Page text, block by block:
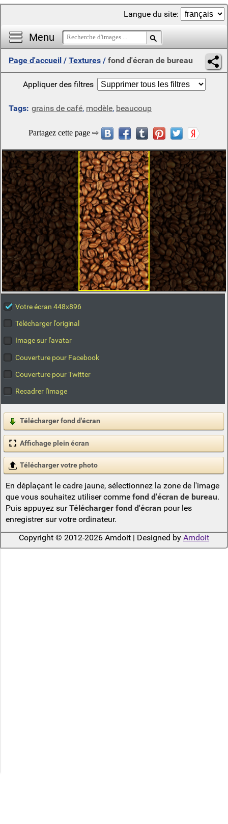
Menu
Langue du site:
Page d'accueil / Textures / fond d'écran de bureau
Appliquer des filtres
Tags: grains de café, modèle, beaucoup
Votre écran 448x896
Télécharger l'original
Image sur l'avatar
Couverture pour Facebook
Couverture pour Twitter
Recadrer l'image
Télécharger fond d'écran
Affichage plein écran
Télécharger votre photo
En déplaçant le cadre jaune, sélectionnez la zone de l'image
que vous souhaitez utiliser comme fond d'écran de bureau.
Puis appuyez surTélécharger fond d'écranpour les
enregistrer sur votre ordinateur.
Copyright © 2012-2026 Amdoit | Designed by Amdoit